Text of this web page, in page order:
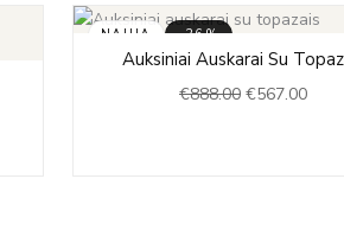
NAUJA -36%
Auksiniai Auskarai Su
€888.00 was:
€567.00
price
is: